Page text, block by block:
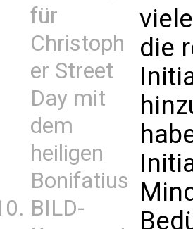
für
Christoph
er Street
Day mit
dem
heiligen
Bonifatius
BILD-
die